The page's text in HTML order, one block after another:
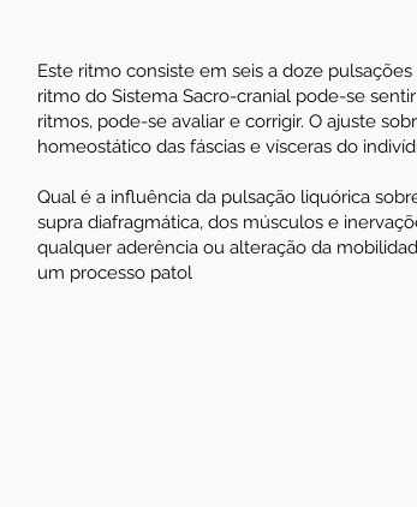
Este ritmo consiste em seis a doze
ritmo do Sistema Sacro-cranial pode-se
ritmos, pode-se avaliar e corrigir. O ajuste
homeostático das fáscias e vísceras do
Qual é a influência da pulsação liquórica
supra diafragmática, dos músculos e
qualquer aderência ou alteração da
um processo patol